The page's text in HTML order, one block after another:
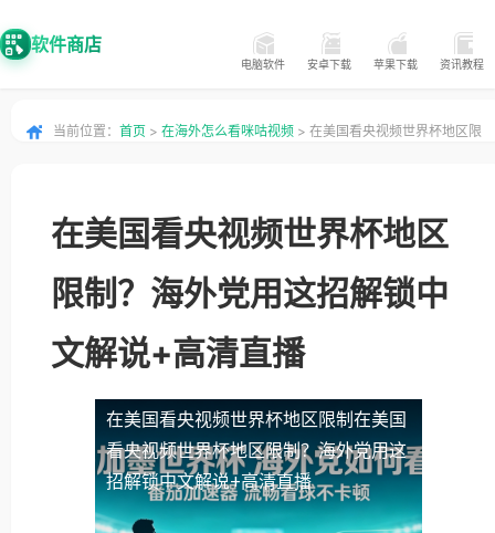
软件商店
电脑软件 安卓下载 苹果下载 资讯教程
当前位置： 首页 > 在海外怎么看咪咕视频 > 在美国看央视频世界杯地区限
在美国看央视频世界杯地区
限制？海外党用这招解锁中
文解说+高清直播
在美国看央视频世界杯地区限制 在美国
看央视频世界杯地区限制？海外党用这
招解锁中文解说+高清直播